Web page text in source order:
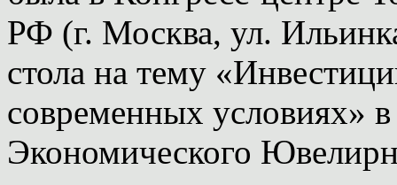
РФ (г. Москва, ул.
стола на тему
современных условиях»
Экономического